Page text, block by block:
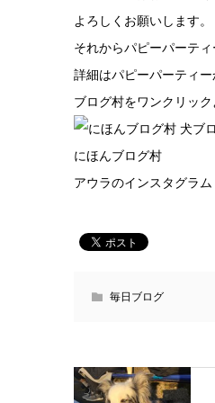
よろしくお願いします。
それからパピーパーテ
詳細はパピーパーティー
ブログ村をワンクリック
にほんブログ村
アウラのインスタグラム
毎日ブログ